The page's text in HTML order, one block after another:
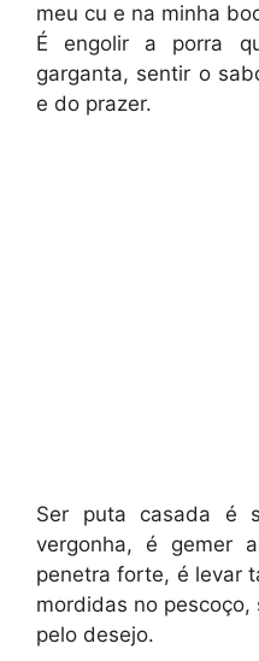
meu cu e na minha
É engolir a porra
garganta, sentir o
e do prazer.
Ser puta casada é
vergonha, é gemer
penetra forte, é levar
mordidas no pescoço,
pelo desejo.